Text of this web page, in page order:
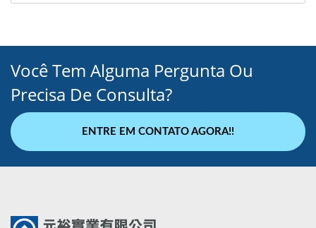
Você Tem Alguma Pergunta Ou
Precisa De Consulta?
ENTRE EM CONTATO AGORA!!